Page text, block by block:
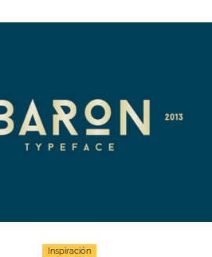
Inspiración